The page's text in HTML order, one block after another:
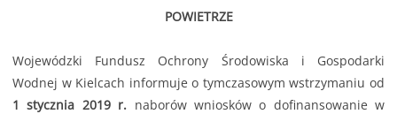
POWIETRZE
Wojewódzki Fundusz Ochrony Środowiska i Gospodarki
Wodnej w Kielcach informuje o tymczasowym wstrzymaniu od
1 stycznia 2019 r. naborów wniosków o dofinansowanie w